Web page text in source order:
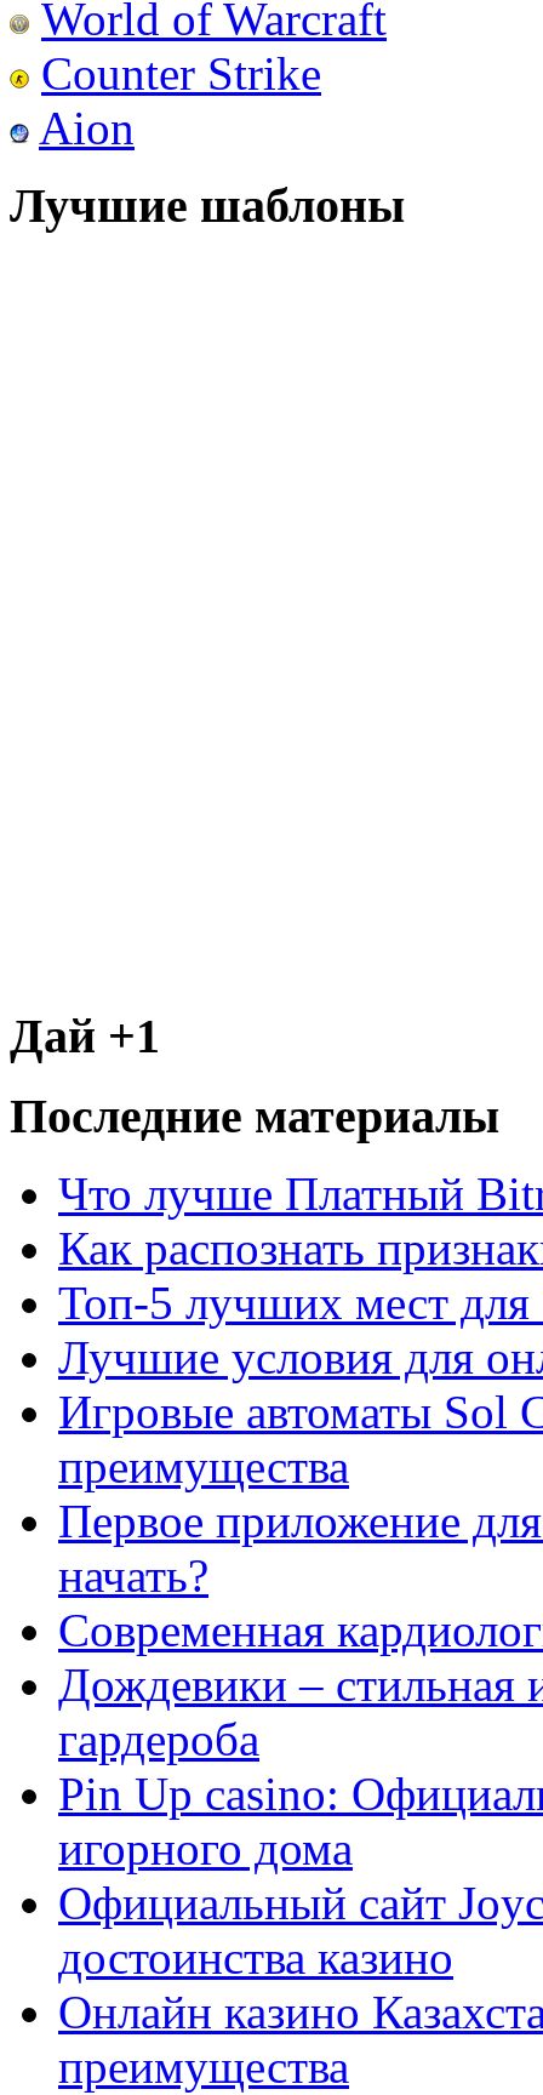
World of Warcraft
Counter Strike
Aion
Лучшие шаблоны
Дай +1
Последние материалы
Что лучше Платный
Как распознать
Топ-5 лучших мест для
Лучшие условия для
Игровые автоматы Sol
преимущества
Первое приложение
начать?
Современная
Дождевики – стильная
гардероба
Pin Up casino:
игорного дома
Официальный сайт
достоинства казино
Онлайн казино
преимущества